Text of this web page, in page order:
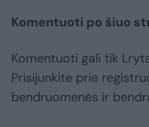
Komentuoti po šiuo
Komentuoti gali tik
Prisijunkite prie
bendruomenės ir